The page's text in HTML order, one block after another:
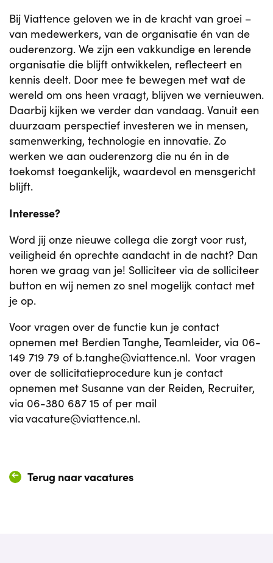
Bij Viattence geloven we in de kracht van groei –
van medewerkers, van de organisatie én van de
ouderenzorg. We zijn een vakkundige en lerende
organisatie die blijft ontwikkelen, reflecteert en
kennis deelt. Door mee te bewegen met wat de
wereld om ons heen vraagt, blijven we vernieuwen.
Daarbij kijken we verder dan vandaag. Vanuit een
duurzaam perspectief investeren we in mensen,
samenwerking, technologie en innovatie. Zo
werken we aan ouderenzorg die nu én in de
toekomst toegankelijk, waardevol en mensgericht
blijft.
Interesse?
Word jij onze nieuwe collega die zorgt voor rust,
veiligheid én oprechte aandacht in de nacht? Dan
horen we graag van je! Solliciteer via de solliciteer
button en wij nemen zo snel mogelijk contact met
je op.
Voor vragen over de functie kun je contact
opnemen met Berdien Tanghe, Teamleider, via 06-
149 719 79 of b.tanghe@viattence.nl. Voor vragen
over de sollicitatieprocedure kun je contact
opnemen met Susanne van der Reiden, Recruiter,
via 06-380 687 15 of per mail
via vacature@viattence.nl.
Terug naar vacatures